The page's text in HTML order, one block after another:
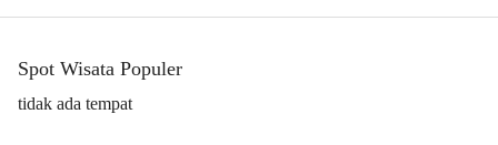
Spot Wisata Populer
tidak ada tempat